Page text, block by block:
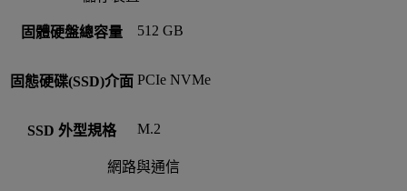
固體硬盤總容量 512 GB
固態硬碟(SSD)介面 PCIe NVMe
SSD 外型規格 M.2
網路與通信